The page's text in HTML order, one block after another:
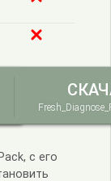
с его